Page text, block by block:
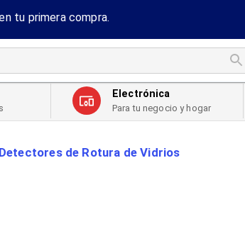
tu primera compra.
Electrónica
Para tu negocio y hogar
Detectores de Rotura de Vidrios